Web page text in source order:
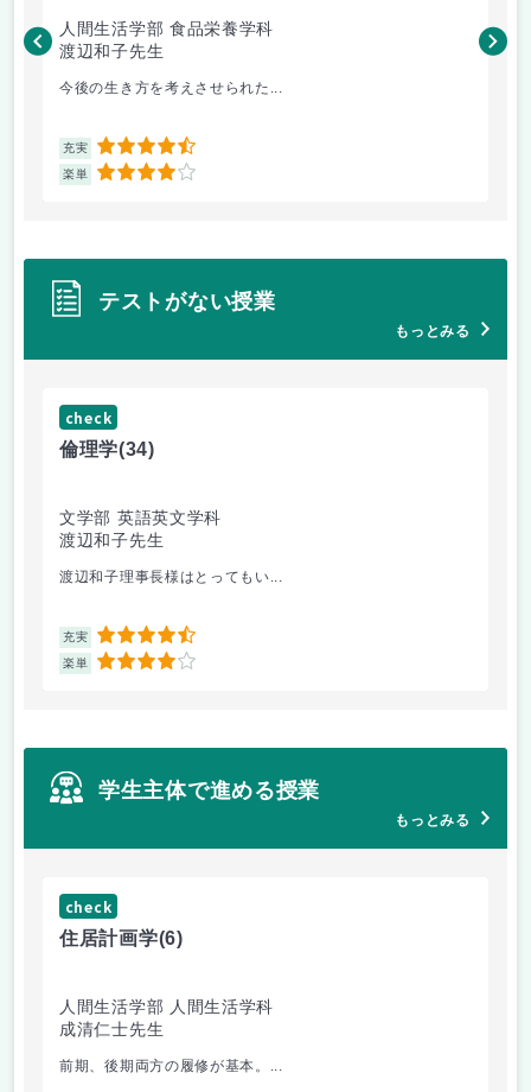
人間生活学部 食品栄養学科
渡辺和子先生
今後の生き方を考えさせられた...
充実 4.5
楽単 4
保
テストがない授業
もっとみる
check
倫理学(34)
文学部 英語英文学科
渡辺和子先生
渡辺和子理事長様はとってもい...
充実 4.5
楽単 4
学生主体で進める授業
もっとみる
check
住居計画学(6)
人間生活学部 人間生活学科
成清仁士先生
前期、後期両方の履修が基本。...